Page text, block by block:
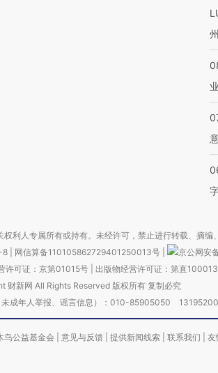
利人专属所有或持有。未经许可，禁止进行转载、摘编
8 网信算备110105862729401250013号
京公网安
许可证：京第01015号| 出版物经营许可证：第直
财新网 All Rights Reserved 版权所有 复制必究
未成年人举报、谣言信息）：010-85905050
鸟公益基金会 意见与反馈 提供新闻线索 联系我们 友